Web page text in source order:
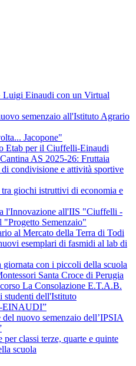
Einaudi con un Virtual
semenzaio all'Istituto Agrario
Jacopone"
Etab per il Ciuffelli-Einaudi
AS 2025-26: Fruttaia
condivisione e attività sportive
giochi istruttivi di economia e
l'Innovazione all'IIS "Ciuffelli -
Semenzaio"
al Mercato della Terra di Todi
esemplari di fasmidi al lab di
giornata con i piccoli della scuola
Santa Croce di Perugia
La Consolazione E.T.A.B.
studenti dell'Istituto
EINAUDI”
nuovo semenzaio dell’IPSIA
per classi terze, quarte e quinte
scuola